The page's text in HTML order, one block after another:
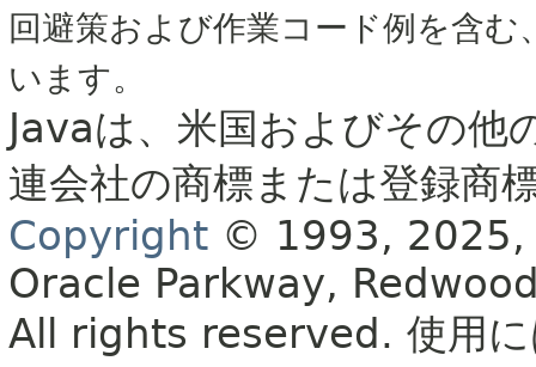
回避策および作業コード例を含
います。
Javaは、米国およびその
連会社の商標または登録商
Copyright © 1993, 2025,
Oracle Parkway,
All rights reserved. 使用